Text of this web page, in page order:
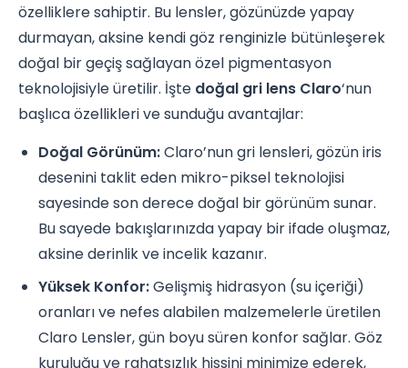
özelliklere sahiptir. Bu lensler, gözünüzde yapay
durmayan, aksine kendi göz renginizle bütünleşerek
doğal bir geçiş sağlayan özel pigmentasyon
teknolojisiyle üretilir. İşte doğal gri lens Claro‘nun
başlıca özellikleri ve sunduğu avantajlar:
Doğal Görünüm:Claro’nun gri lensleri, gözün iris
desenini taklit eden mikro-piksel teknolojisi
sayesinde son derece doğal bir görünüm sunar.
Bu sayede bakışlarınızda yapay bir ifade oluşmaz,
aksine derinlik ve incelik kazanır.
Yüksek Konfor:Gelişmiş hidrasyon (su içeriği)
oranları ve nefes alabilen malzemelerle üretilen
Claro Lensler, gün boyu süren konfor sağlar. Göz
kuruluğu ve rahatsızlık hissini minimize ederek,